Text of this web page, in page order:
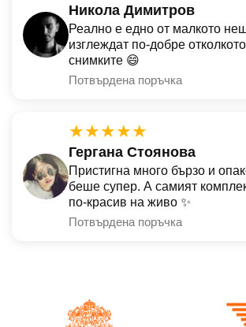
Никола Димитров
Реално е едно от малкото
изглеждат по-добре
снимките 😄
Потвърдена поръчка
★★★★★
Гергана Стоянова
Пристигна много бързо и
беше супер. А самият
по-красив на живо ✨
Потвърдена поръчка